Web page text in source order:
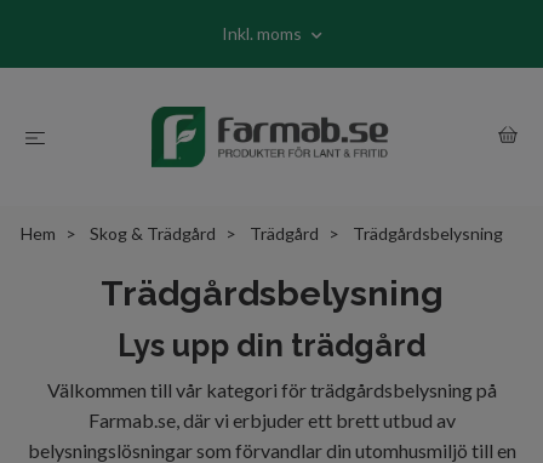
Inkl. moms
Hem Skog & Trädgård Trädgård Trädgårdsbelysning
Trädgårdsbelysning
Lys upp din trädgård
Välkommen till vår kategori för trädgårdsbelysning på
Farmab.se, där vi erbjuder ett brett utbud av
belysningslösningar som förvandlar din utomhusmiljö till en